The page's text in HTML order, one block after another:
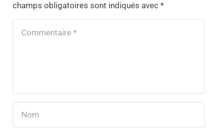
champs obligatoires sont indiqués avec *